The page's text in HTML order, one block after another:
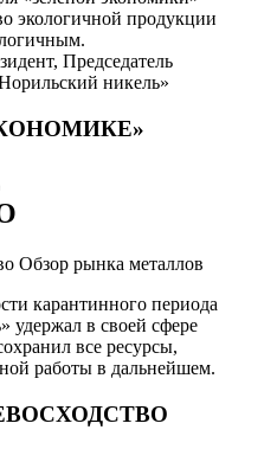
экологичной продукции
Председатель
никель»
Обзор рынка металлов
карантинного периода
удержал в своей сфере
все ресурсы,
работы в дальнейшем.